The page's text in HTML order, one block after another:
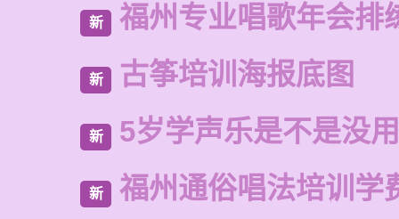
新 福州专业唱歌年会排
新 古筝培训海报底图
新 5岁学声乐是不是没用
新 福州通俗唱法培训学